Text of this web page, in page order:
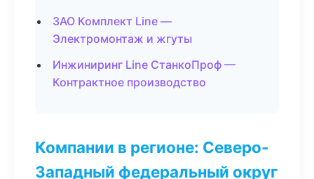
ЗАО Комплект Line —
Электромонтаж и жгуты
Инжиниринг Line СтанкоПроф —
Контрактное производство
Компании в регионе: Северо-
Западный федеральный округ